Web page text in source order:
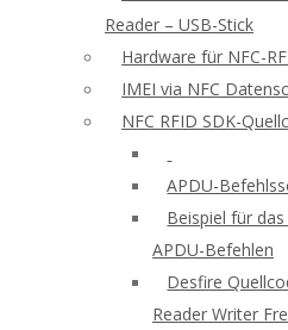
Reader – USB-Stick
Hardware für NFC-
IMEI via NFC
NFC RFID SDK-
APDU-
Beispiel für
APDU-Befehlen
Desfire
Reader Writer